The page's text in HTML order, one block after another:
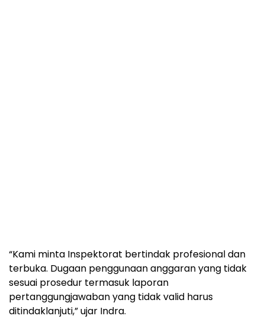
“Kami minta Inspektorat bertindak profesional dan
terbuka. Dugaan penggunaan anggaran yang tidak
sesuai prosedur termasuk laporan
pertanggungjawaban yang tidak valid harus
ditindaklanjuti,” ujar Indra.